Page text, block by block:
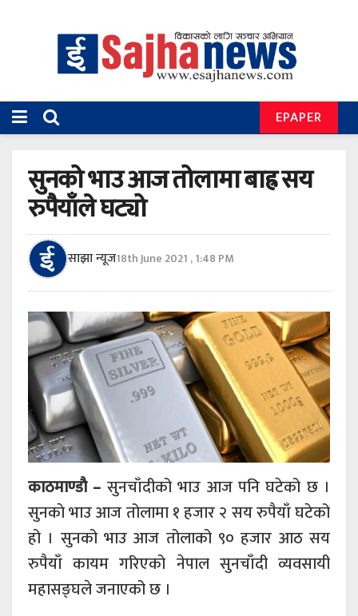
EPAPER
सुनको भाउ आज तोलामा बाह्र सय
रुपैयाँले घट्यो
साझा न्यूज18th June 2021 , 1:48 PM
काठमाण्डाै – सुनचाँदीको भाउ आज पनि घटेको छ ।
सुनकाे भाउ आज तोलामा १ हजार २ सय रुपैयाँ घटेको
हो । सुनको भाउ आज तोलाको ९० हजार आठ सय
रुपैयाँ कायम गरिएको नेपाल सुनचाँदी व्यवसायी
महासङ्घले जनाएको छ ।